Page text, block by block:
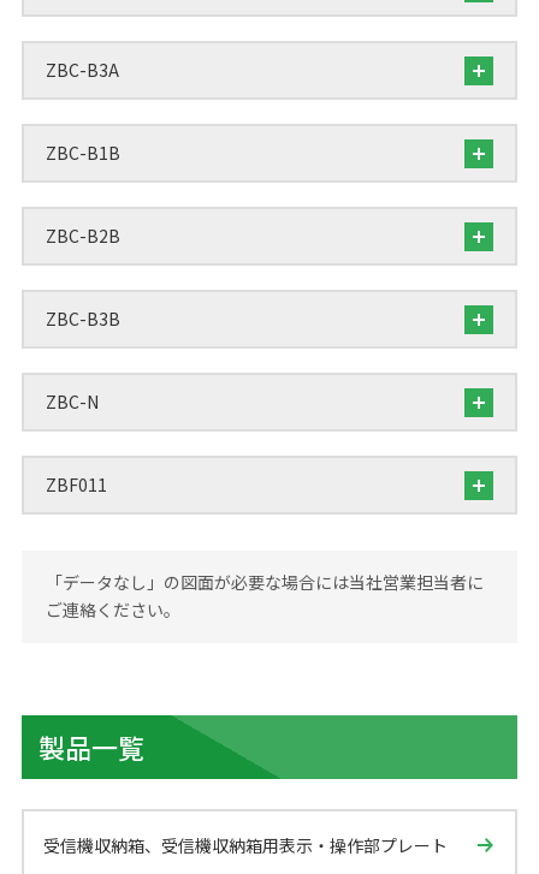
ZBC-B3A
ZBC-B1B
ZBC-B2B
ZBC-B3B
ZBC-N
ZBF011
「データなし」の図面が必要な場合には当社営業担当者に
ご連絡ください。
製品一覧
受信機収納箱、受信機収納箱用表示・操作部プレート